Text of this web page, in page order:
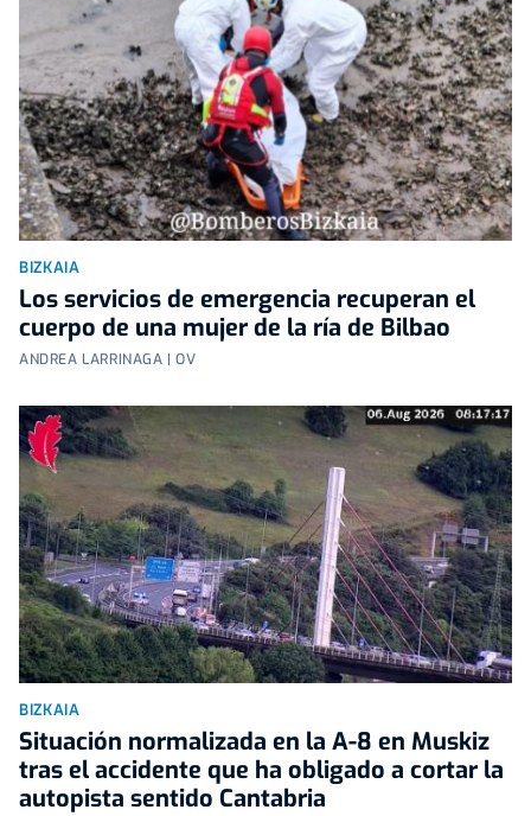
BIZKAIA
Los servicios de emergencia recuperan el
cuerpo de una mujer de la ría de Bilbao
ANDREA LARRINAGA | OV
BIZKAIA
Situación normalizada en la A-8 en Muskiz
tras el accidente que ha obligado a cortar la
autopista sentido Cantabria